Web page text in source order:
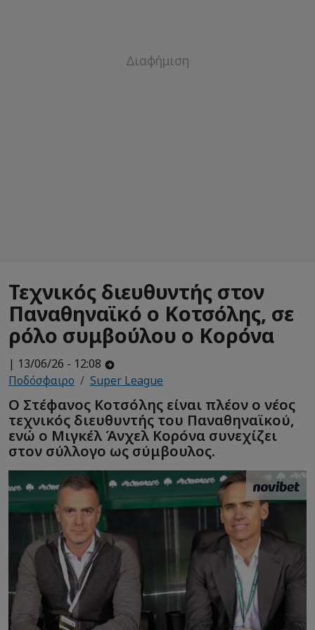
Τεχνικός διευθυντής στον
Παναθηναϊκό ο Κοτσόλης, σε
ρόλο συμβούλου ο Κορόνα
| 13/06/26 - 12:08
Ποδόσφαιρο
Super League
Ο Στέφανος Κοτσόλης είναι πλέον ο νέος
τεχνικός διευθυντής του Παναθηναϊκού,
ενώ ο Μιγκέλ Άνχελ Κορόνα συνεχίζει
στον σύλλογο ως σύμβουλος.